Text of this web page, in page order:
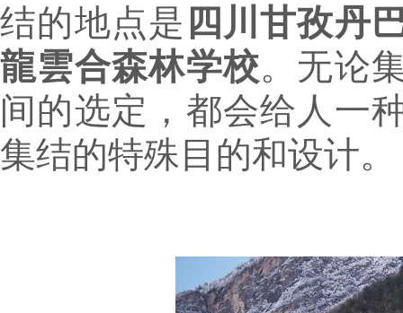
结的地点是 四川甘孜丹
龍雲合森林学校。无论
间的选定，都会给人一
集结的特殊目的和设计。